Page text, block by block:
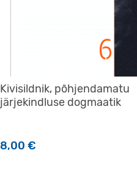
Kivisildnik, põhjendamatu
järjekindluse dogmaatik
8,00 €